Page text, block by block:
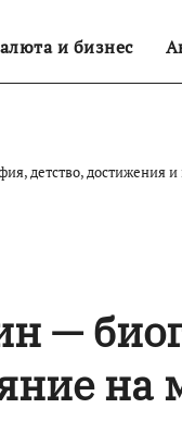
и бизнес
детство, достижения
—
на